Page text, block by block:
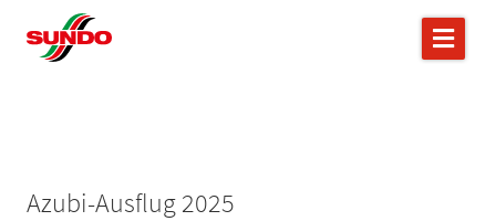
Azubi-Ausflug 2025